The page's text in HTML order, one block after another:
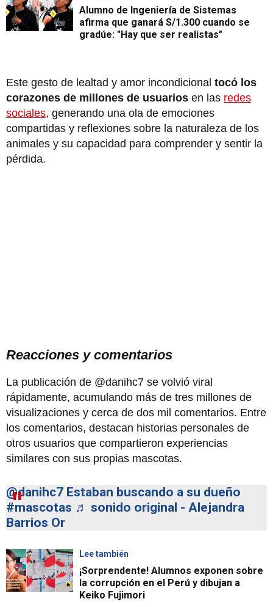
Alumno de Ingeniería de Sistemas
afirma que ganará S/1.300 cuando se
gradúe: "Hay que ser realistas"
Este gesto de lealtad y amor incondicional tocó los
corazones de millones de usuarios en las redes
sociales, generando una ola de emociones
compartidas y reflexiones sobre la naturaleza de los
animales y su capacidad para comprender y sentir la
pérdida.
Reacciones y comentarios
La publicación de @danihc7 se volvió viral
rápidamente, acumulando más de tres millones de
visualizaciones y cerca de dos mil comentarios. Entre
los comentarios, destacan historias personales de
otros usuarios que compartieron experiencias
similares con sus propias mascotas.
@danihc7 Estaban buscando a su dueño
#mascotas ♬ sonido original - Alejandra
Barrios Or
Lee también
¡Sorprendente! Alumnos exponen sobre
la corrupción en el Perú y dibujan a
Keiko Fujimori